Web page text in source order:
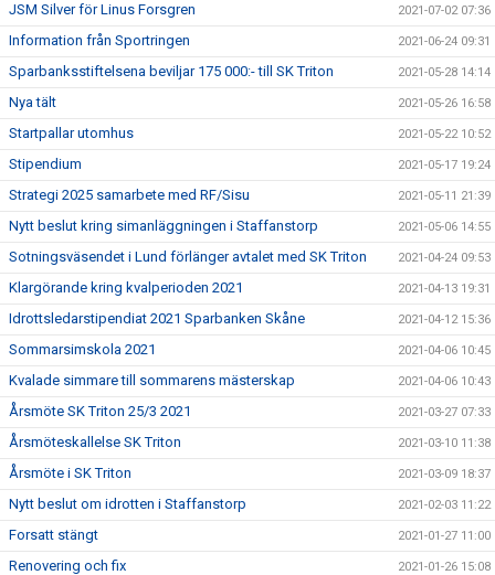
JSM Silver för Linus Forsgren 2021-07-02 07:36
Information från Sportringen 2021-06-24 09:31
Sparbanksstiftelsena beviljar 175 000:- till SK Triton 2021-05-28 14:14
Nya tält 2021-05-26 16:58
Startpallar utomhus 2021-05-22 10:52
Stipendium 2021-05-17 19:24
Strategi 2025 samarbete med RF/Sisu 2021-05-11 21:39
Nytt beslut kring simanläggningen i Staffanstorp 2021-05-06 14:55
Sotningsväsendet i Lund förlänger avtalet med SK Triton 2021-04-24 09:53
Klargörande kring kvalperioden 2021 2021-04-13 19:31
Idrottsledarstipendiat 2021 Sparbanken Skåne 2021-04-12 15:36
Sommarsimskola 2021 2021-04-06 10:45
Kvalade simmare till sommarens mästerskap 2021-04-06 10:43
Årsmöte SK Triton 25/3 2021 2021-03-27 07:33
Årsmöteskallelse SK Triton 2021-03-10 11:38
Årsmöte i SK Triton 2021-03-09 18:37
Nytt beslut om idrotten i Staffanstorp 2021-02-03 11:22
Forsatt stängt 2021-01-27 11:00
Renovering och fix 2021-01-26 15:08